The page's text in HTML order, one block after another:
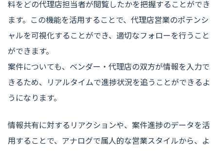
料をどの代理店担当者が閲覧したかを把握することができ
ます。この機能を活用することで、代理店営業のポテンシ
ャルを可視化することができ、適切なフォローを行うこと
ができます。
案件についても、ベンダー・代理店の双方が情報を入力で
きるため、リアルタイムで進捗状況を追うことができるよ
うになります。
情報共有に対するリアクションや、案件進捗のデータを活
用することで、アナログで属人的な営業スタイルから、よ